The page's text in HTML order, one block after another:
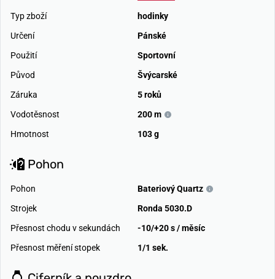
Typ zboží
hodinky
Určení
Pánské
Použití
Sportovní
Původ
Švýcarské
Záruka
5 roků
Vodotěsnost
200 m
Hmotnost
103 g
Pohon
Pohon
Bateriový Quartz
Strojek
Ronda 5030.D
Přesnost chodu v sekundách
-10/+20 s / měsíc
Přesnost měření stopek
1/1 sek.